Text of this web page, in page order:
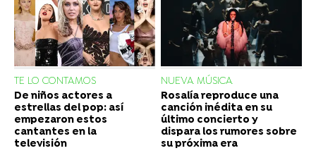
TE LO CONTAMOS
De niños actores a
estrellas del pop: así
empezaron estos
cantantes en la
televisión
NUEVA MÚSICA
Rosalía reproduce una
canción inédita en su
último concierto y
dispara los rumores sobre
su próxima era